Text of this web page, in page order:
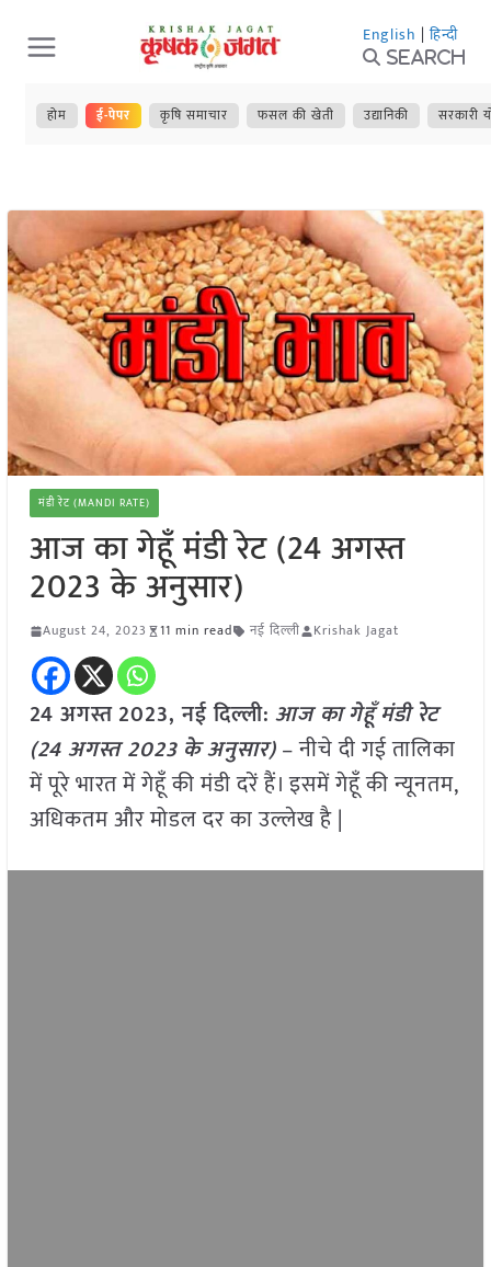
Skip
to
content
English | हिन्दी
Search
होम ई-पेपर कृषि समाचार फसल की खेती उद्यानिकी सरकारी
मंडी रेट (MANDI RATE)
आज का गेहूँ मंडी रेट (24 अगस्त
2023 के अनुसार)
August 24, 2023 11 min read नई दिल्ली Krishak Jagat
24 अगस्त2023, नई दिल्ली: आज का गेहूँमंडी रेट
(24 अगस्त 2023 के अनुसार)– नीचे दी गई तालिका
में पूरे भारत में गेहूँ की मंडी दरें हैं। इसमें गेहूँ की न्यूनतम,
अधिकतम और मोडल दर का उल्लेख है |